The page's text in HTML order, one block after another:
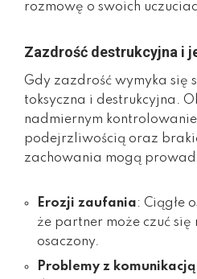
rozmowę o swoich
Zazdrość destrukcyjna i
Gdy zazdrość wymyka się
toksyczna i destrukcyjna.
nadmiernym
podejrzliwością oraz
zachowania mogą
Erozji zaufania: Ciągłe
że partner może czuć się
osaczony.
Problemy z komunikacją